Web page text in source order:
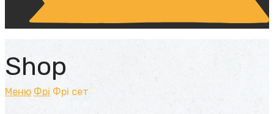
Shop
Меню Фрі Фрі сет